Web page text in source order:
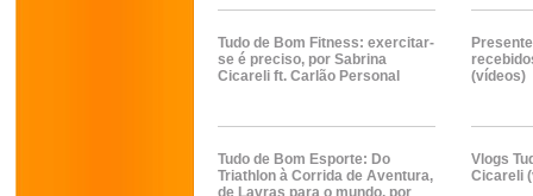
Tudo de Bom Fitness: exercitar-
se é preciso, por Sabrina
Cicareli ft. Carlão Personal
(vídeos)
Tudo de Bom Esporte: Do
Triathlon à Corrida de Aventura,
de Lavras para o mundo, por
Vlogs
Cicareli